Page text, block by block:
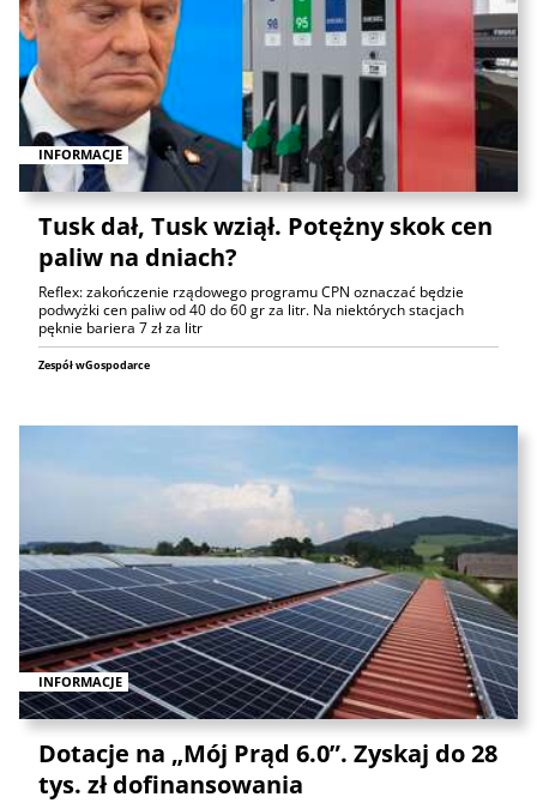
INFORMACJE
Tusk dał, Tusk wziął. Potężny skok cen
paliw na dniach?
Reflex: zakończenie rządowego programu CPN oznaczać będzie
podwyżki cen paliw od 40 do 60 gr za litr. Na niektórych stacjach
pęknie bariera 7 zł za litr
Zespół wGospodarce
INFORMACJE
Dotacje na „Mój Prąd 6.0”. Zyskaj do 28
tys. zł dofinansowania